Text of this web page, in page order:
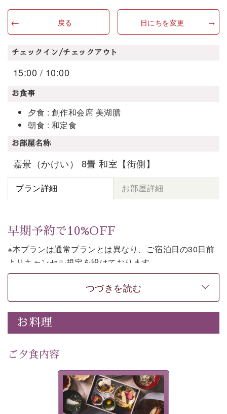
戻る 日にちを変更
チェックイン/チェックアウト
15:00 / 10:00
お食事
夕食 : 創作和会席 美湖膳
朝食 : 和定食
お部屋名称
嘉景（かけい） 8畳 和室【街側】
プラン詳細 お部屋詳細
早期予約で10%OFF
※本プランは通常プランとは異なり、ご宿泊日の30日前
よりキャンセル規定を設けております。
※本プランは２食付きの早割プランです。
上諏訪温泉しんゆでは、30日前までのご予約で、10%割
引でお泊まりいただける「早割プラン」をご用意してお
ります。
温かいおもてなし。
ご滞在を楽しみに待つ日々が旅をより特別なものにして
早めのご予約で、お得に癒しのひとときをお過ごしくだ
つづきを読む
お料理
ご夕食内容
美湖膳とは諏訪の地で特別を
提供する為に料理長・神原 裕
明が考え出した創作和会席で